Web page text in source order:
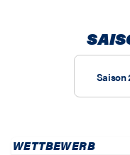
Saison
WETTBEWERB